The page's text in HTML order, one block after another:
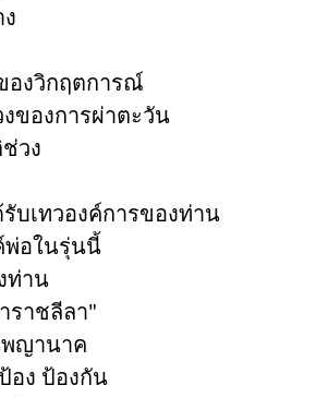
องวิกฤตการณ์
ของการผ่าตะวัน
วง
บเทวองค์การของท่าน
พ่อในรุ่นนี้
ท่าน
ราชลีลา"
ญานาค
อง ป้องกัน